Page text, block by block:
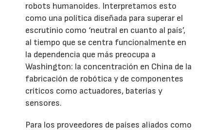
robots humanoides. Interpretamos esto
como una política diseñada para superar el
escrutinio como ‘neutral en cuanto al país’,
al tiempo que se centra funcionalmente en
la dependencia que más preocupa a
Washington: la concentración en China de la
fabricación de robótica y de componentes
críticos como actuadores, baterías y
sensores.
Para los proveedores de países aliados como